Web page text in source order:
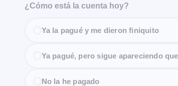
¿Cómo está la cuenta hoy?
Ya la pagué y me dieron finiquito
Ya pagué, pero sigue apareciendo
No la he pagado